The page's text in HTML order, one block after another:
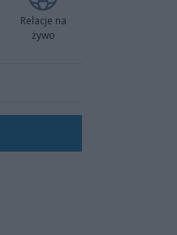
Relacje na
żywo